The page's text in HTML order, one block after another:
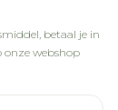
betaal je in
onze webshop